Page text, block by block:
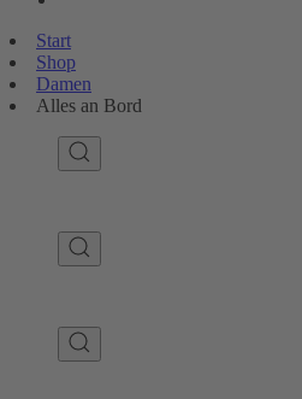
Start
Shop
Damen
Alles an Bord